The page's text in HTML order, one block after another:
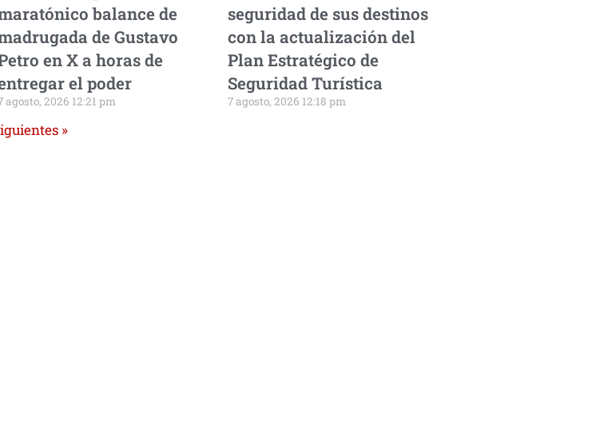
balance de
de Gustavo
en X a horas de
el poder
agosto, 2026 12:21 pm
seguridad de sus destinos
con la actualización del
Plan Estratégico de
Seguridad Turística
7 agosto, 2026 12:18 pm
»